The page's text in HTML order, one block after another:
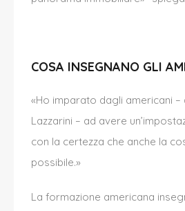
COSA INSEGNANO GLI
«Ho imparato dagli americani
Lazzarini – ad avere
con la certezza che anche la
possibile.»
La formazione americana